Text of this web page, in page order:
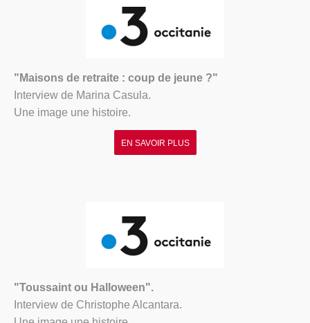
"Maisons de retraite : coup de jeune ?"
Interview de Marina Casula.
Une image une histoire.
EN SAVOIR PLUS
"Toussaint ou Halloween".
Interview de Christophe Alcantara.